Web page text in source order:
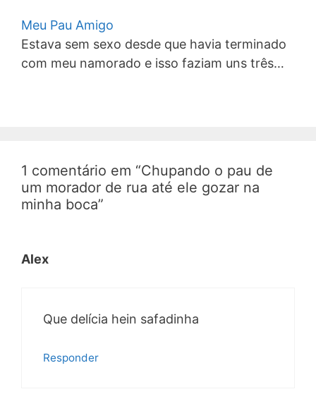
Meu Pau Amigo
Estava sem sexo desde que havia terminado
com meu namorado e isso faziam uns três…
1 comentário em “Chupando o pau de
um morador de rua até ele gozar na
minha boca”
Alex
Que delícia hein safadinha
Responder